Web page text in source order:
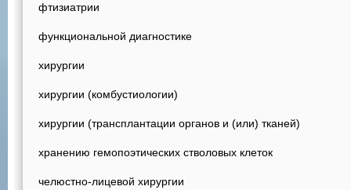
фтизиатрии
функциональной диагностике
хирургии
хирургии (комбустиологии)
хирургии (трансплантации органов и (или) тканей)
хранению гемопоэтических стволовых клеток
челюстно-лицевой хирургии